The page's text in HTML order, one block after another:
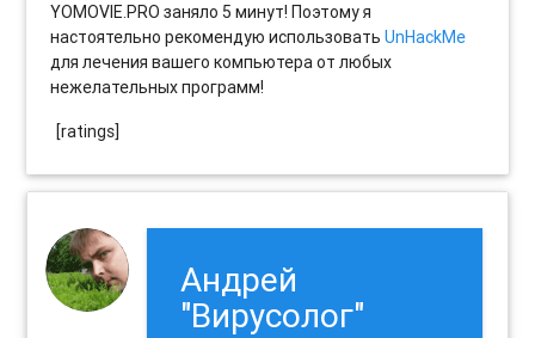
YOMOVIE.PRO заняло 5 минут! Поэтому я
настоятельно рекомендую использоватьUnHackMe
для лечения вашего компьютера от любых
нежелательных программ!
[ratings]
Андрей
"Вирусолог"